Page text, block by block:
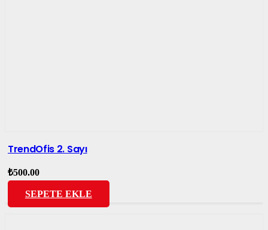
TrendOfis 2. Sayı
₺500.00
SEPETE EKLE